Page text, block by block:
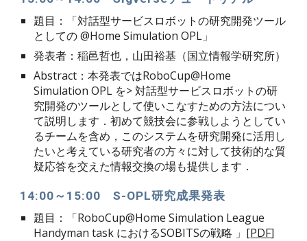
題目：「対話型サービスロボットの研究開発ツール
としての @Home Simulation OPL」
発表者：稲邑哲也，山田裕基（国立情報学研究所）
Abstract：本発表ではRoboCup@Home
Simulation OPL を> 対話型サービスロボットの研
究開発のツールとして使いこなすための方法につい
て説明します．初めて競技会に参戦しようとしてい
るチームを含め，このシステムを研究開発に活用し
たいと考えている研究者の方々に対して技術的な質
疑応答を交えた情報交換の場も提供します．
1 4:00 ～1 5:00 S-OPL研究成果発表
題目：「RoboCup@Home Simulation League
Handyman task におけるSOBITSの戦略 」[PDF]